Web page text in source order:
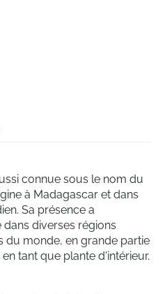
connue sous le nom du
à Madagascar et dans
Sa présence a
diverses régions
du monde, en grande partie
tant que plante d'intérieur.